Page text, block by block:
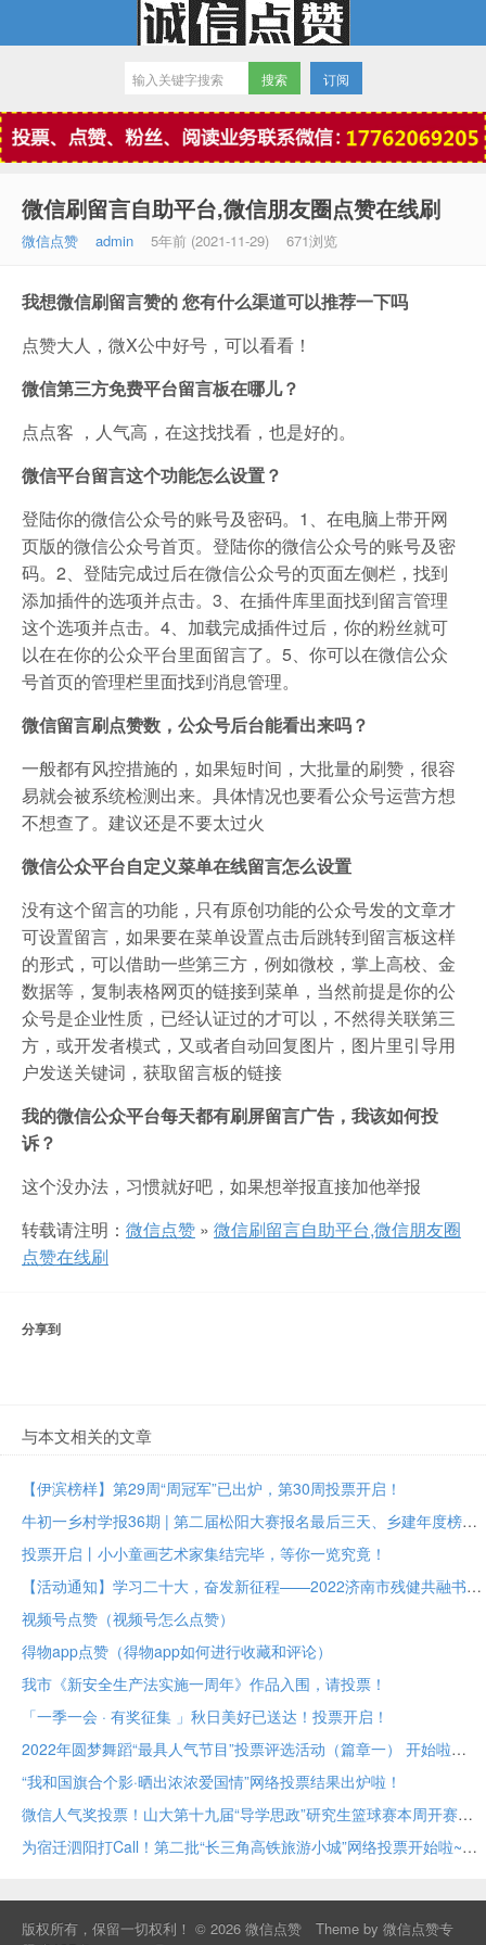
微信点赞
订阅
微信刷留言自助平台,微信朋友圈点赞在线刷
微信点赞 admin 5年前 (2021-11-29) 671浏览
我想微信刷留言赞的 您有什么渠道可以推荐一下吗
点赞大人，微X公中好号，可以看看！
微信第三方免费平台留言板在哪儿？
点点客 ，人气高，在这找找看，也是好的。
微信平台留言这个功能怎么设置？
登陆你的微信公众号的账号及密码。1、在电脑上带开网
页版的微信公众号首页。登陆你的微信公众号的账号及密
码。2、登陆完成过后在微信公众号的页面左侧栏，找到
添加插件的选项并点击。3、在插件库里面找到留言管理
这个选项并点击。4、加载完成插件过后，你的粉丝就可
以在在你的公众平台里面留言了。5、你可以在微信公众
号首页的管理栏里面找到消息管理。
微信留言刷点赞数，公众号后台能看出来吗？
一般都有风控措施的，如果短时间，大批量的刷赞，很容
易就会被系统检测出来。具体情况也要看公众号运营方想
不想查了。建议还是不要太过火
微信公众平台自定义菜单在线留言怎么设置
没有这个留言的功能，只有原创功能的公众号发的文章才
可设置留言，如果要在菜单设置点击后跳转到留言板这样
的形式，可以借助一些第三方，例如微校，掌上高校、金
数据等，复制表格网页的链接到菜单，当然前提是你的公
众号是企业性质，已经认证过的才可以，不然得关联第三
方，或开发者模式，又或者自动回复图片，图片里引导用
户发送关键词，获取留言板的链接
我的微信公众平台每天都有刷屏留言广告，我该如何投
诉？
这个没办法，习惯就好吧，如果想举报直接加他举报
转载请注明： 微信点赞 » 微信刷留言自助平台,微信朋友圈
点赞在线刷
分享到
与本文相关的文章
【伊滨榜样】第29周“周冠军”已出炉，第30周投票开启！
牛初一乡村学报36期 | 第二届松阳大赛报名最后三天、乡建年度榜样大众投票进行中
投票开启丨小小童画艺术家集结完毕，等你一览究竟！
【活动通知】学习二十大，奋发新征程——2022济南市残健共融书法美术作品展投票评选
视频号点赞（视频号怎么点赞）
得物app点赞（得物app如何进行收藏和评论）
我市《新安全生产法实施一周年》作品入围，请投票！
「一季一会 · 有奖征集 」秋日美好已送达！投票开启！
2022年圆梦舞蹈“最具人气节目”投票评选活动（篇章一） 开始啦
“我和国旗合个影·晒出浓浓爱国情”网络投票结果出炉啦！
微信人气奖投票！山大第十九届“导学思政”研究生篮球赛本周开赛！
为宿迁泗阳打Call！第二批“长三角高铁旅游小城”网络投票开始啦~
版权所有，保留一切权利！ © 2026 微信点赞 Theme by 微信点赞专